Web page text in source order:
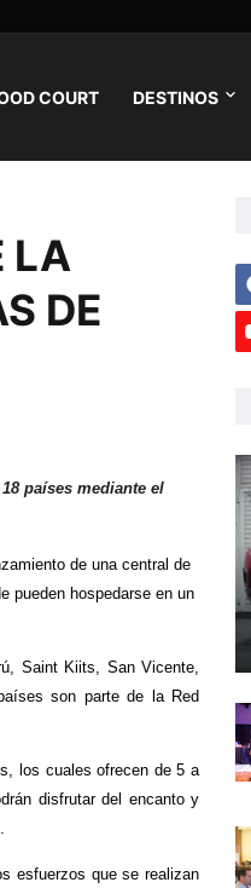
COURT DESTINOS
LA
DE
países mediante el
de una central de
pueden hospedarse en un
Saint Kiits, San Vicente,
son parte de la Red
los cuales ofrecen de 5 a
disfrutar del encanto y
esfuerzos que se realizan